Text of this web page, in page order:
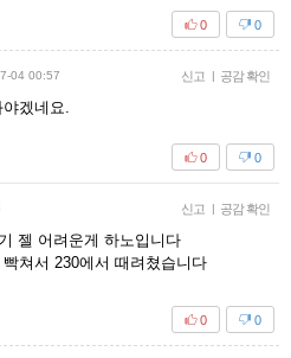
0
0
04 00:57 신고 | 공감 확인
겠네요.
0
0
신고 | 공감 확인
젤 어려운게 하노입니다
쳐서 230에서 때려쳤습니다
0
0